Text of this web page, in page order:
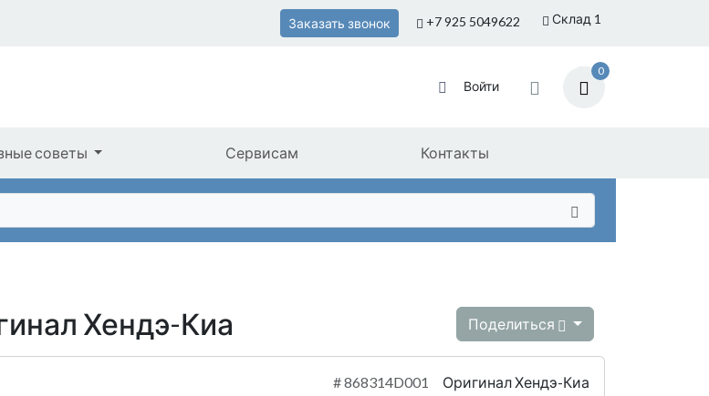
Склад 1
Заказать звонок +7 925 5049622
Войти
0
советы Сервисам Контакты
Хендэ-Киа Поделиться
#868314D001 Оригинал Хендэ-Киа